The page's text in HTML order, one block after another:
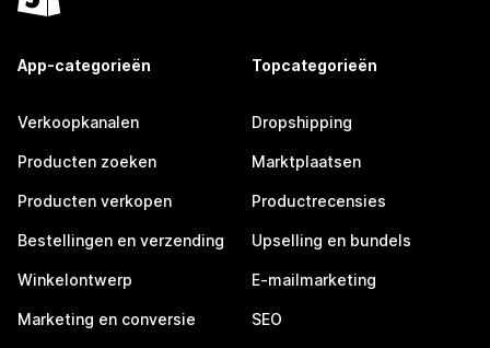
App-categorieën
Verkoopkanalen
Producten zoeken
Producten verkopen
Bestellingen en verzending
Winkelontwerp
Marketing en conversie
Topcategorieën
Dropshipping
Marktplaatsen
Productrecensies
Upselling en bundels
E-mailmarketing
SEO